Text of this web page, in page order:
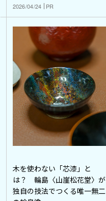
2026/04/24 PR
木を使わない「芯漆」と
は？ 輪島〈山崖松花堂〉が
独自の技法でつくる唯一無二